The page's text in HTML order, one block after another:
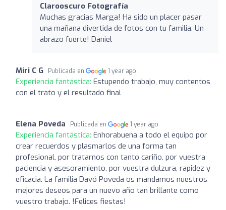
Clarooscuro Fotografía
Muchas gracias Marga! Ha sido un placer pasar
una mañana divertida de fotos con tu familia. Un
abrazo fuerte! Daniel
Miri C G Publicada en 1 year ago
Experiencia fantástica: Estupendo trabajo, muy contentos
con el trato y el resultado final
Elena Poveda Publicada en 1 year ago
Experiencia fantástica: Enhorabuena a todo el equipo por
crear recuerdos y plasmarlos de una forma tan
profesional, por tratarnos con tanto cariño, por vuestra
paciencia y asesoramiento, por vuestra dulzura, rapidez y
eficacia. La familia Davó Poveda os mandamos nuestros
mejores deseos para un nuevo año tan brillante como
vuestro trabajo. !Felices fiestas!